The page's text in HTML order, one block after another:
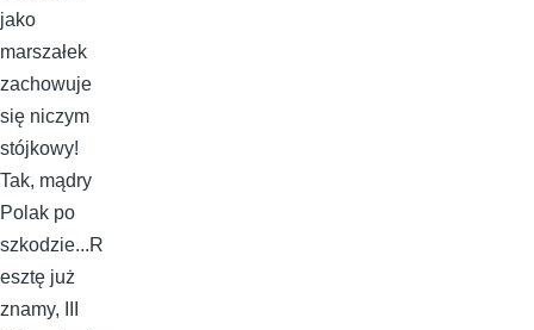
jako
marszałek
zachowuje
się niczym
stójkowy!
Tak, mądry
Polak po
szkodzie...R
esztę już
znamy, III